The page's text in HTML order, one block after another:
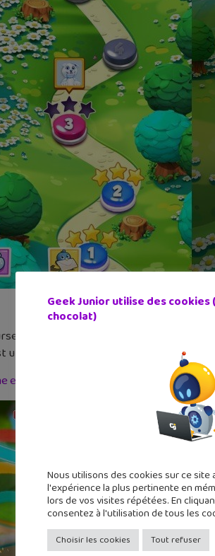
de voitures gratuit qui vient de sortir
une vraie réussite qui va vite te rendre
et iPad
Geek Junior utilise des cookies
chocolat)
Nous utilisons des cookies sur ce
l'expérience la plus pertinente en
lors de vos visites répétées. En
consentez à l'utilisation de tous les
Choisir les cookies Tout refuser